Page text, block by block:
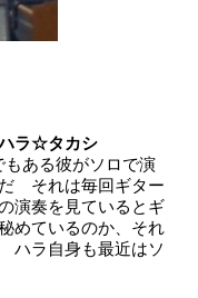
ラ☆タカシ
もある彼がソロで演
それは毎回ギター
演奏を見ているとギ
めているのか、それ
ハラ自身も最近はソ